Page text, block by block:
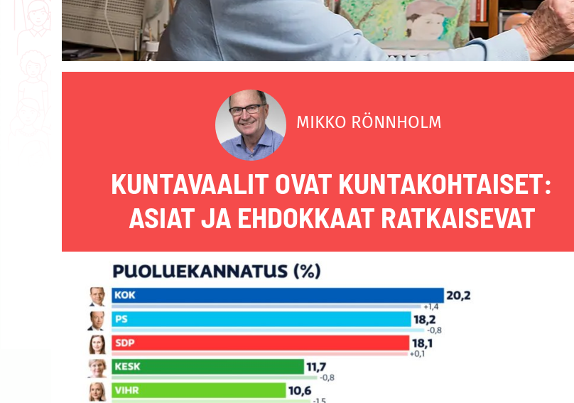
MIKKO RÖNNHOLM
KUNTAVAALIT OVAT KUNTAKOHTAISET:
ASIAT JA EHDOKKAAT RATKAISEVAT